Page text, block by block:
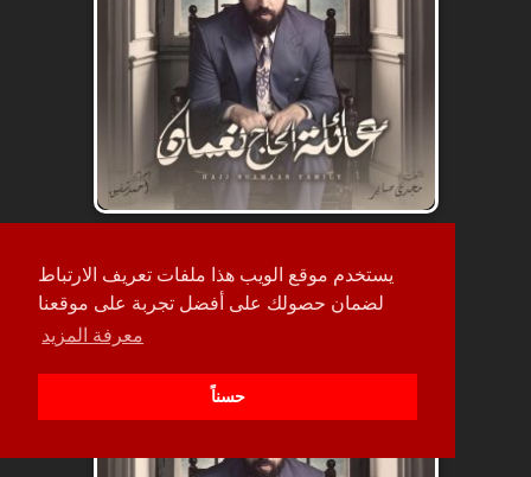
يستخدم موقع الويب هذا ملفات تعريف الارتباط
لضمان حصولك على أفضل تجربة على موقعنا
معرفة المزيد
حسناً
38